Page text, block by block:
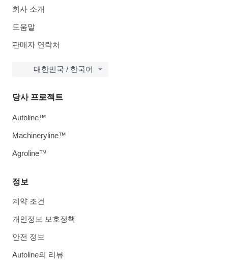
회사 소개
도움말
판매자 연락처
대한민국 / 한국어
정보
계약 조건
개인정보 보호정책
안전 정보
Autoline의 리뷰
당사 프로젝트
Autoline™
Machineryline™
Agroline™